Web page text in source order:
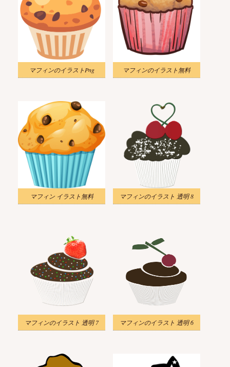
マフィンのイラストPng マフィンのイラスト無料
マフィン イラスト無料 マフィンのイラスト 透明 8
マフィンのイラスト 透明 7 マフィンのイラスト 透明 6